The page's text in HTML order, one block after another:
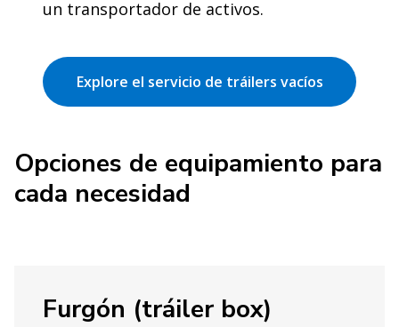
un transportador de activos.
Explore el servicio de tráilers vacíos
Opciones de equipamiento para
cada necesidad
Furgón (tráiler box)